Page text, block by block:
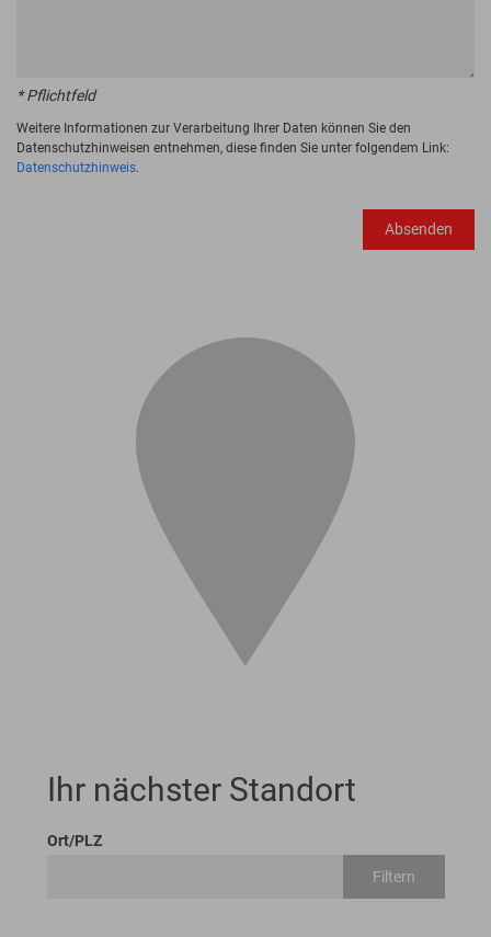
* Pflichtfeld
Weitere Informationen zur Verarbeitung Ihrer Daten können Sie den
Datenschutzhinweisen entnehmen, diese finden Sie unter folgendem Link:
Datenschutzhinweis.
Absenden
Ihr nächster Standort
Ort/PLZ
Filtern